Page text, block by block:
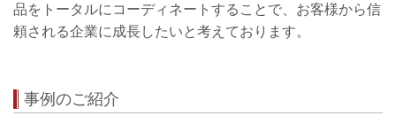
品をトータルにコーディネートすることで、お客様から信
頼される企業に成長したいと考えております。
事例のご紹介